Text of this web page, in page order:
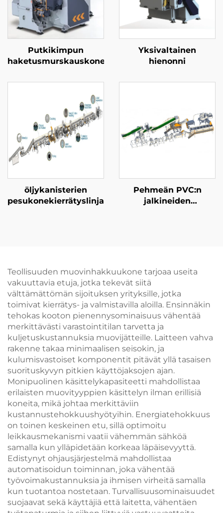
Putkikimpun
haketusmurskauskone
Yksivaltainen
hienonni
öljykanisterien
pesukonekierrätyslinja
Pehmeän PVC:n
jalkineiden
Teollisuuden muovinhakkuukone tarjoaa useita
vakuuttavia etuja, jotka tekevät siitä
välttämättömän sijoituksen yrityksille, jotka
toimivat kierrätys- ja valmistavilla aloilla. Ensinnäkin
tehokas kooton pienennysominaisuus vähentää
merkittävästi varastointitilan tarvetta ja
kuljetuskustannuksia muovijätteille. Laitteen vahva
rakenne takaa minimaalisen seisokin, ja
kulumisvastoiset komponentit pitävät yllä tasaisen
suorituskyvyn pitkien käyttöjaksojen ajan.
Monipuolinen käsittelykapasiteetti mahdollistaa
erilaisten muovityyppien käsittelyn ilman erillisiä
koneita, mikä johtaa merkittäviin
kustannustehokkuushyötyihin. Energiatehokkuus
on toinen keskeinen etu, sillä optimoitu
leikkausmekanismi vaatii vähemmän sähköä
samalla kun ylläpidetään korkeaa läpäisevyyttä.
Edistynyt ohjausjärjestelmä mahdollistaa
automatisoidun toiminnan, joka vähentää
työvoimakustannuksia ja ihmisen virheitä samalla
kun tuotantoa nostetaan. Turvallisuusominaisuudet
suojaavat sekä käyttäjiä että laitetta, vähentäen